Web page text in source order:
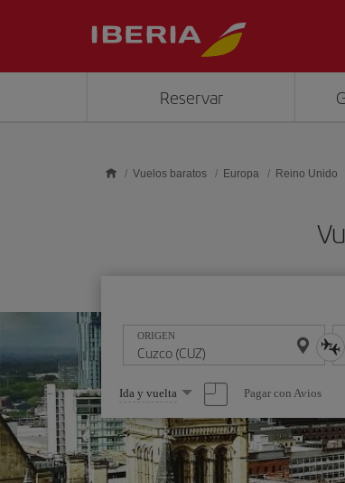
Reservar
Vuelos baratos Europa Reino Unido
ORIGEN
Seleccione
una
opción
Ida y vuelta Pagar con Avios